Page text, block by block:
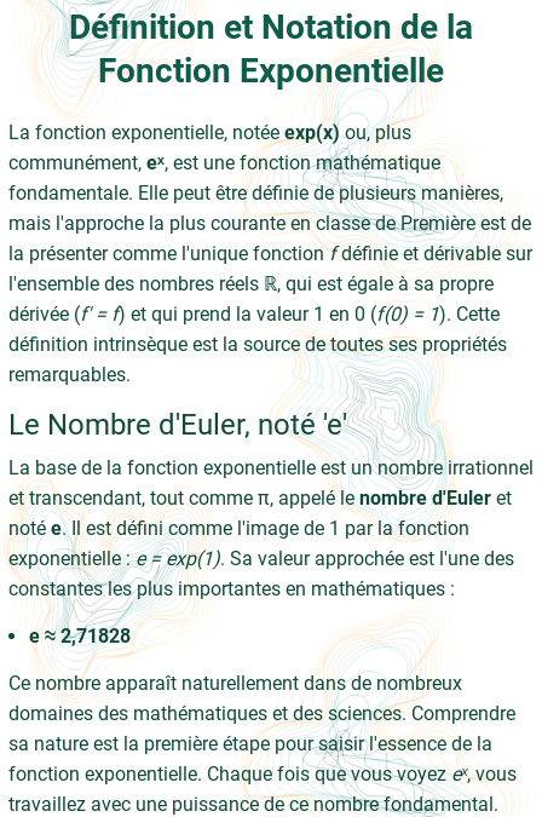
Définition et Notation de la
Fonction Exponentielle
La fonction exponentielle, notée exp(x)ou, plus
communément, eˣ, est une fonction mathématique
fondamentale. Elle peut être définie de plusieurs manières,
mais l'approche la plus courante en classe de Première est de
la présenter comme l'unique fonctionfdéfinie et dérivable sur
l'ensemble des nombres réels ℝ, qui est égale à sa propre
dérivée (f' = f) et qui prend la valeur 1 en 0 (f(0) = 1). Cette
définition intrinsèque est la source de toutes ses propriétés
remarquables.
Le Nombre d'Euler, noté 'e'
La base de la fonction exponentielle est un nombre irrationnel
et transcendant, tout comme π, appelé lenombre d'Euler et
notée. Il est défini comme l'image de 1 par la fonction
exponentielle :e = exp(1). Sa valeur approchée est l'une des
constantes les plus importantes en mathématiques :
e ≈ 2,71828
Ce nombre apparaît naturellement dans de nombreux
domaines des mathématiques et des sciences. Comprendre
sa nature est la première étape pour saisir l'essence de la
fonction exponentielle. Chaque fois que vous voyezeˣ, vous
travaillez avec une puissance de ce nombre fondamental.